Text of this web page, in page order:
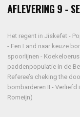
AFLEVERING 9 -
Het regent in Jiskefet -
- Een Land naar keuze
spoorlijnen -
paddenpopulatie in de
Referee’s cheking the
bombarderen II - Verliefd
Romeijn)